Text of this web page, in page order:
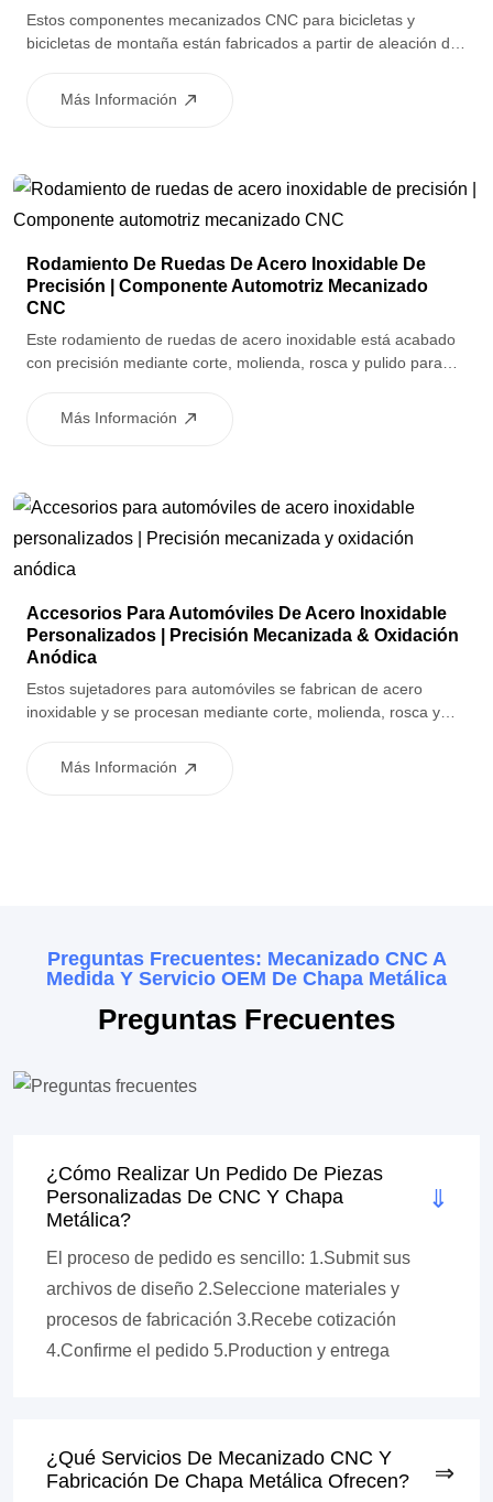
Estos componentes mecanizados CNC para bicicletas y
bicicletas de montaña están fabricados a partir de aleación de
ajuste preciso y rendimiento fiable. Diseñadas para sistemas
personalización OEM y ODM es totalmente compatible para
Más Información
Rodamiento De Ruedas De Acero Inoxidable De
Precisión | Componente Automotriz Mecanizado
CNC
Este rodamiento de ruedas de acero inoxidable está acabado
con precisión mediante corte, molienda, rosca y pulido para
adecuado para conjuntos de ruedas de automóviles que
Más Información
Accesorios Para Automóviles De Acero Inoxidable
Personalizados | Precisión Mecanizada & Oxidación
Anódica
Estos sujetadores para automóviles se fabrican de acero
inoxidable y se procesan mediante corte, molienda, rosca y
fijación seguro. La oxidación anódica mejora aún más la
Más Información
Preguntas Frecuentes: Mecanizado CNC A
Medida Y Servicio OEM De Chapa Metálica
Preguntas Frecuentes
¿Cómo Realizar Un Pedido De Piezas
Personalizadas De CNC Y Chapa
Metálica?
El proceso de pedido es sencillo: 1.Submit sus
archivos de diseño 2.Seleccione materiales y
procesos de fabricación 3.Recebe cotización
4.Confirme el pedido 5.Production y entrega
¿Qué Servicios De Mecanizado CNC Y
Fabricación De Chapa Metálica Ofrecen?